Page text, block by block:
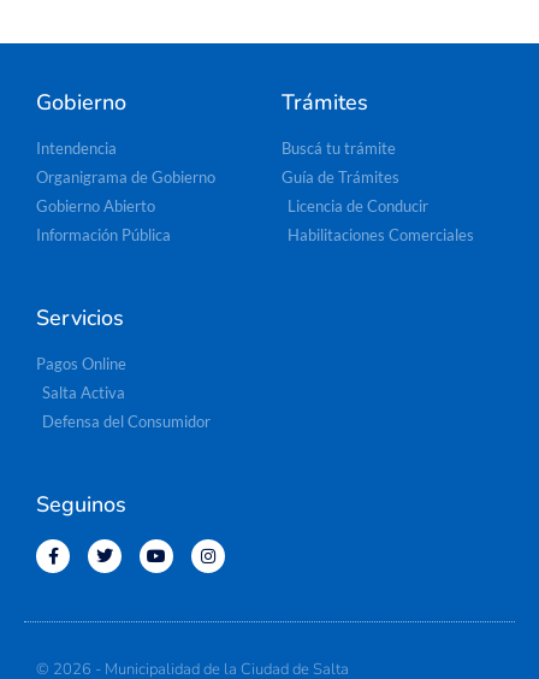
Gobierno
Intendencia
Organigrama de Gobierno
Gobierno Abierto
Información Pública
Trámites
Buscá tu trámite
Guía de Trámites
Licencia de Conducir
Habilitaciones Comerciales
Servicios
Pagos Online
Salta Activa
Defensa del Consumidor
Seguinos
© 2026 - Municipalidad de la Ciudad de Salta